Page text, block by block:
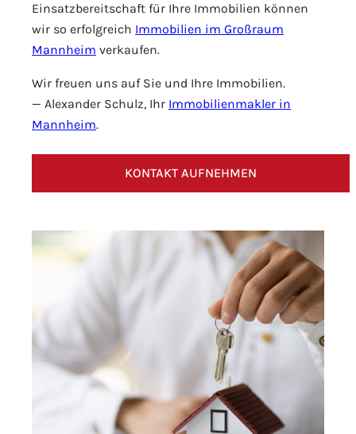
Einsatzbereitschaft für Ihre Immobilien können
wir so erfolgreich Immobilien im Großraum
Mannheim verkaufen.
Wir freuen uns auf Sie und Ihre Immobilien.
— Alexander Schulz, Ihr Immobilienmakler in
Mannheim.
KONTAKT AUFNEHMEN